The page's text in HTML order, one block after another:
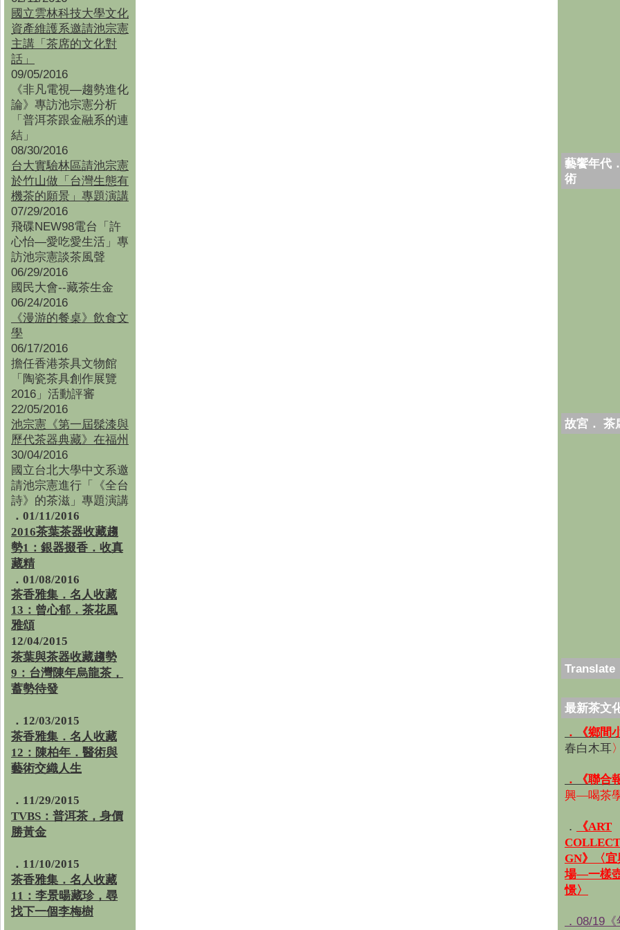
國立雲林科技大學文化
資產維護系邀請池宗憲
主講「茶席的文化對
話」
09/05/2016
《非凡電視—趨勢進化
論》專訪池宗憲分析
「普洱茶跟金融系的連
結」
08/30/2016
台大實驗林區請池宗憲
於竹山做「台灣生態有
機茶的願景」專題演講
07/29/2016
飛碟NEW98電台「許
心怡—愛吃愛生活」專
訪池宗憲談茶風聲
06/29/2016
國民大會--藏茶生金
06/24/2016
《漫游的餐桌》飲食文
學
06/17/2016
擔任香港茶具文物館
「陶瓷茶具創作展覽
2016」活動評審
22/05/2016
池宗憲《第一屆髹漆與
歷代茶器典藏》在福州
30/04/2016
國立台北大學中文系邀
請池宗憲進行「《全台
詩》的茶滋」專題演講
．01/11/2016
2016茶葉茶器收藏趨
勢1：銀器掇香．收真
藏精
．01/08/2016
茶香雅集 ． 名人收藏
13：曾心郁．茶花風
雅頌
12/04/2015
茶葉與茶器收藏趨勢
9：台灣陳年烏龍茶，
蓄勢待發
．12/03/2015
茶香雅集．名人收藏
12：陳柏年．醫術與
藝術交織人生
．11/29/2015
TVBS：普洱茶，身價
勝黃金
．11/10/2015
茶香雅集．名人收藏
11：李景暘藏珍，尋
找下一個李梅樹
藝饗年代
術
故宮． 茶
Translate
最新茶文
．《鄉間
春白木耳〉
．《聯合
興—喝茶
．
《ART
GN》〈
場—一樣
憬〉
．08/19